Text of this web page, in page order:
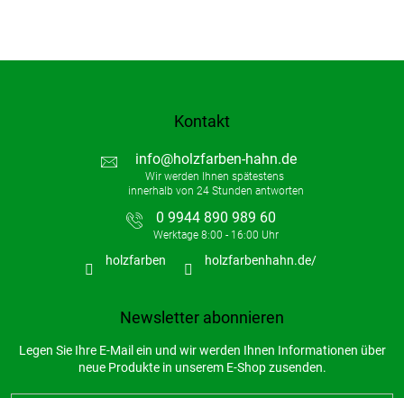
Kontakt
info@holzfarben-hahn.de
0 9944 890 989 60
holzfarben holzfarbenhahn.de/
Newsletter abonnieren
Legen Sie Ihre E-Mail ein und wir werden Ihnen Informationen über
neue Produkte in unserem E-Shop zusenden.